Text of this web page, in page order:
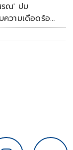
รณ' ปม
วามเดือดร้อน